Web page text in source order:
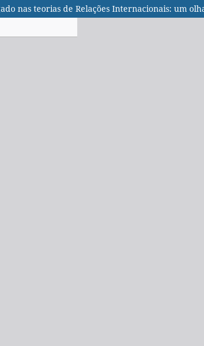
nas teorias de Relações Internacionais: um